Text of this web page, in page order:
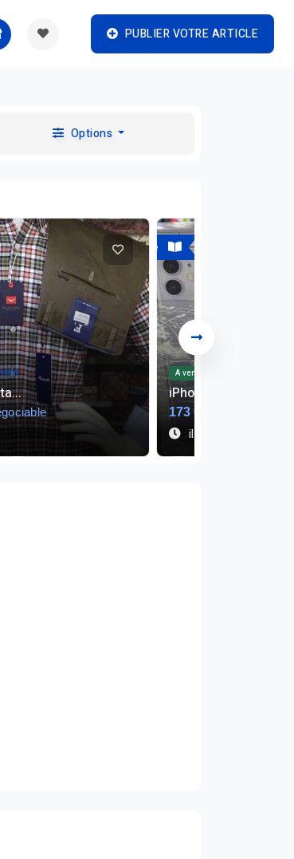
PUBLIER VOTRE ARTICLE
Options
A vendre
A vendre
iPhone 11 d'occas...
173 000FCFA
il y a 2 ans